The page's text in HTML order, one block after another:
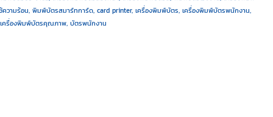
ามร้อน, พิมพ์บัตรสมาร์ทการ์ด, card printer, เครื่องพิมพ์บัตร, เครื่องพิมพ์บัตรพนักงาน,
ครื่องพิมพ์บัตรคุณภาพ, บัตรพนักงาน